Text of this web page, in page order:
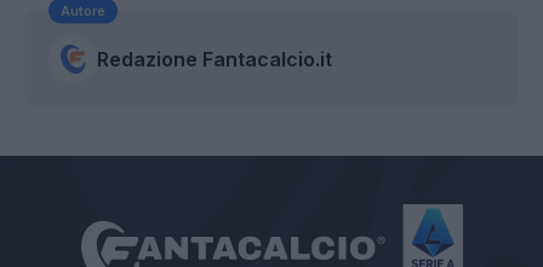
Autore
Redazione Fantacalcio.it